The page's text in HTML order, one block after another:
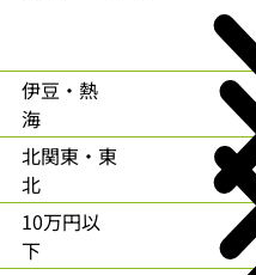
伊豆・熱
海
北関東・東
北
10万円以
下